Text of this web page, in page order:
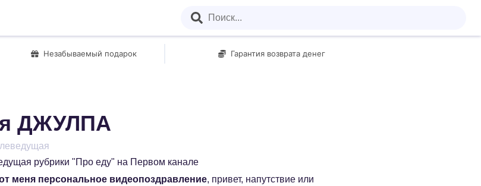
Незабываемый подарок Гарантия возврата денег
ДЖУЛПА
рубрики "Про еду" на Первом канале
меня персональное видеопоздравление, привет, напутствие или